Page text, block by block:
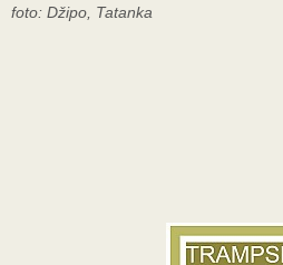
foto: Džipo, Tatanka